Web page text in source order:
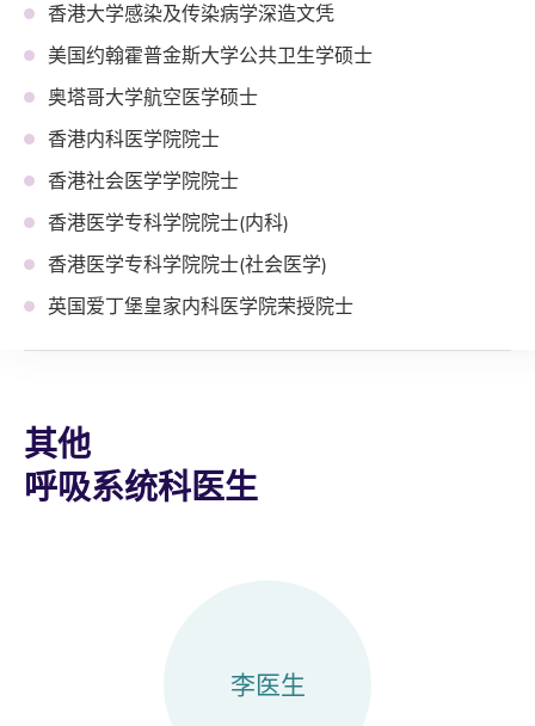
香港大学感染及传染病学深造文凭
美国约翰霍普金斯大学公共卫生学硕士
奥塔哥大学航空医学硕士
香港内科医学院院士
香港社会医学学院院士
香港医学专科学院院士(内科)
香港医学专科学院院士(社会医学)
英国爱丁堡皇家内科医学院荣授院士
其他
呼吸系统科医生
李医生